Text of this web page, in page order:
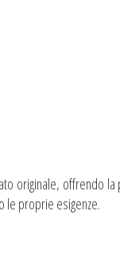
originale, offrendo
le proprie esigenze.